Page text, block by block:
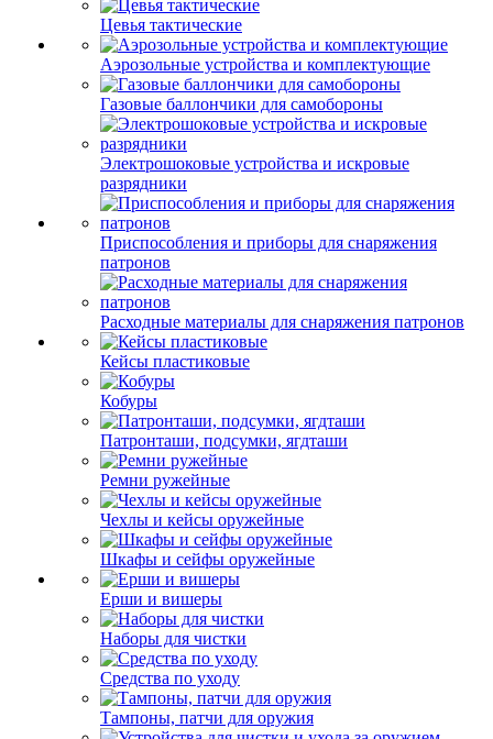
Цевья тактические
Аэрозольные устройства и комплектующие
Газовые баллончики для самобороны
Электрошоковые устройства и искровые
разрядники
Приспособления и приборы для снаряжения
патронов
Расходные материалы для снаряжения патронов
Кейсы пластиковые
Кобуры
Патронташи, подсумки, ягдташи
Ремни ружейные
Чехлы и кейсы оружейные
Шкафы и сейфы оружейные
Ерши и вишеры
Наборы для чистки
Средства по уходу
Тампоны, патчи для оружия